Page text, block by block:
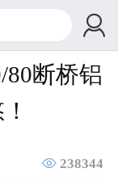

80断桥铝
 238344